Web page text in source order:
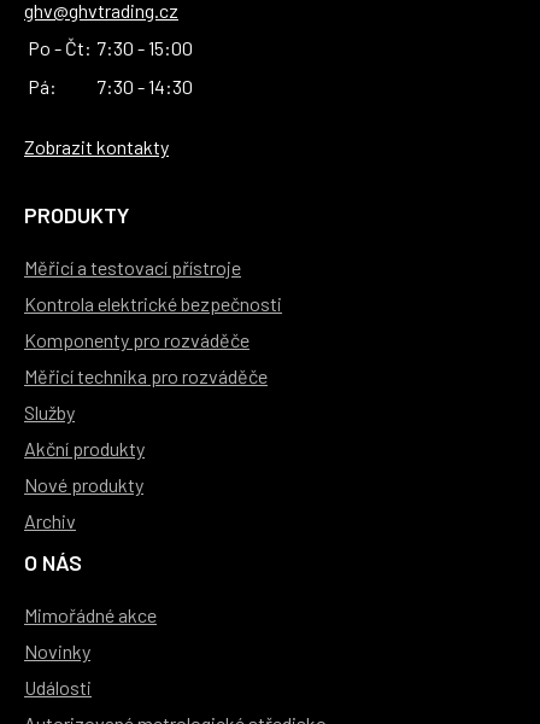
ghv@ghvtrading.cz
Po - Čt: 7:30 - 15:00
Pá:
7:30 - 14:30
Zobrazit kontakty
PRODUKTY
Měřicí a testovací přístroje
Kontrola elektrické bezpečnosti
Komponenty pro rozváděče
Měřicí technika pro rozváděče
Služby
Akční produkty
Nové produkty
Archiv
O NÁS
Mimořádné akce
Novinky
Události